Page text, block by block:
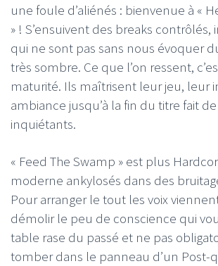
une foule d’aliénés : bienvenue à «
» ! S’ensuivent des breaks contrôlés,
qui ne sont pas sans nous évoquer
très sombre. Ce que l’on ressent,
maturité. Ils maîtrisent leur jeu, leur
ambiance jusqu’à la fin du titre fait
inquiétants.
« Feed The Swamp » est plus
moderne ankylosés dans des
Pour arranger le tout les voix
démolir le peu de conscience qui
table rase du passé et ne pas
tomber dans le panneau d’un Post-